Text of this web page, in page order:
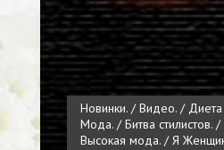
Новинки. / Видео. / Диета
Мода. / Битва
Высокая мода. / Я